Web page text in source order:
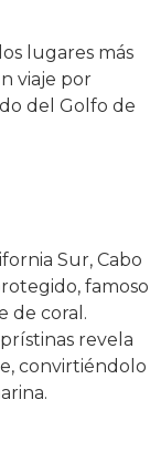
lugares más
viaje por
del Golfo de
Sur, Cabo
famoso
de coral.
revela
convirtiéndolo